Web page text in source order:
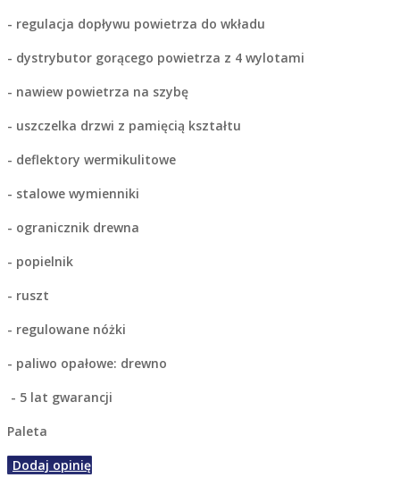
- regulacja dopływu powietrza do wkładu
- dystrybutor gorącego powietrza z 4 wylotami
- nawiew powietrza na szybę
- uszczelka drzwi z pamięcią kształtu
- deflektory wermikulitowe
- stalowe wymienniki
- ogranicznik drewna
- popielnik
- ruszt
- regulowane nóżki
- paliwo opałowe: drewno
- 5 lat gwarancji
Paleta
Dodaj opinię